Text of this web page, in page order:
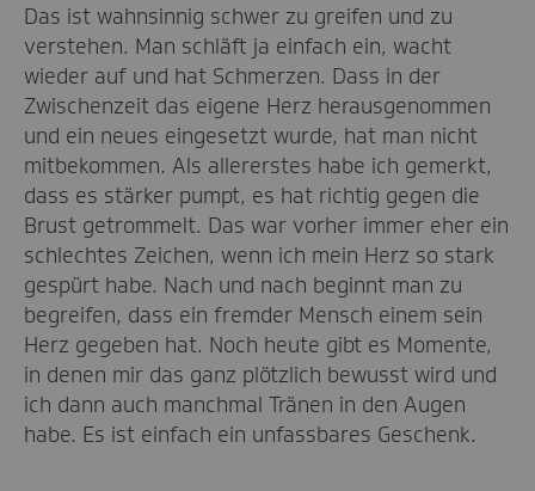
Das ist wahnsinnig schwer zu greifen und zu
verstehen. Man schläft ja einfach ein, wacht
wieder auf und hat Schmerzen. Dass in der
Zwischenzeit das eigene Herz herausgenommen
und ein neues eingesetzt wurde, hat man nicht
mitbekommen. Als allererstes habe ich gemerkt,
dass es stärker pumpt, es hat richtig gegen die
Brust getrommelt. Das war vorher immer eher ein
schlechtes Zeichen, wenn ich mein Herz so stark
gespürt habe. Nach und nach beginnt man zu
begreifen, dass ein fremder Mensch einem sein
Herz gegeben hat. Noch heute gibt es Momente,
in denen mir das ganz plötzlich bewusst wird und
ich dann auch manchmal Tränen in den Augen
habe. Es ist einfach ein unfassbares Geschenk.